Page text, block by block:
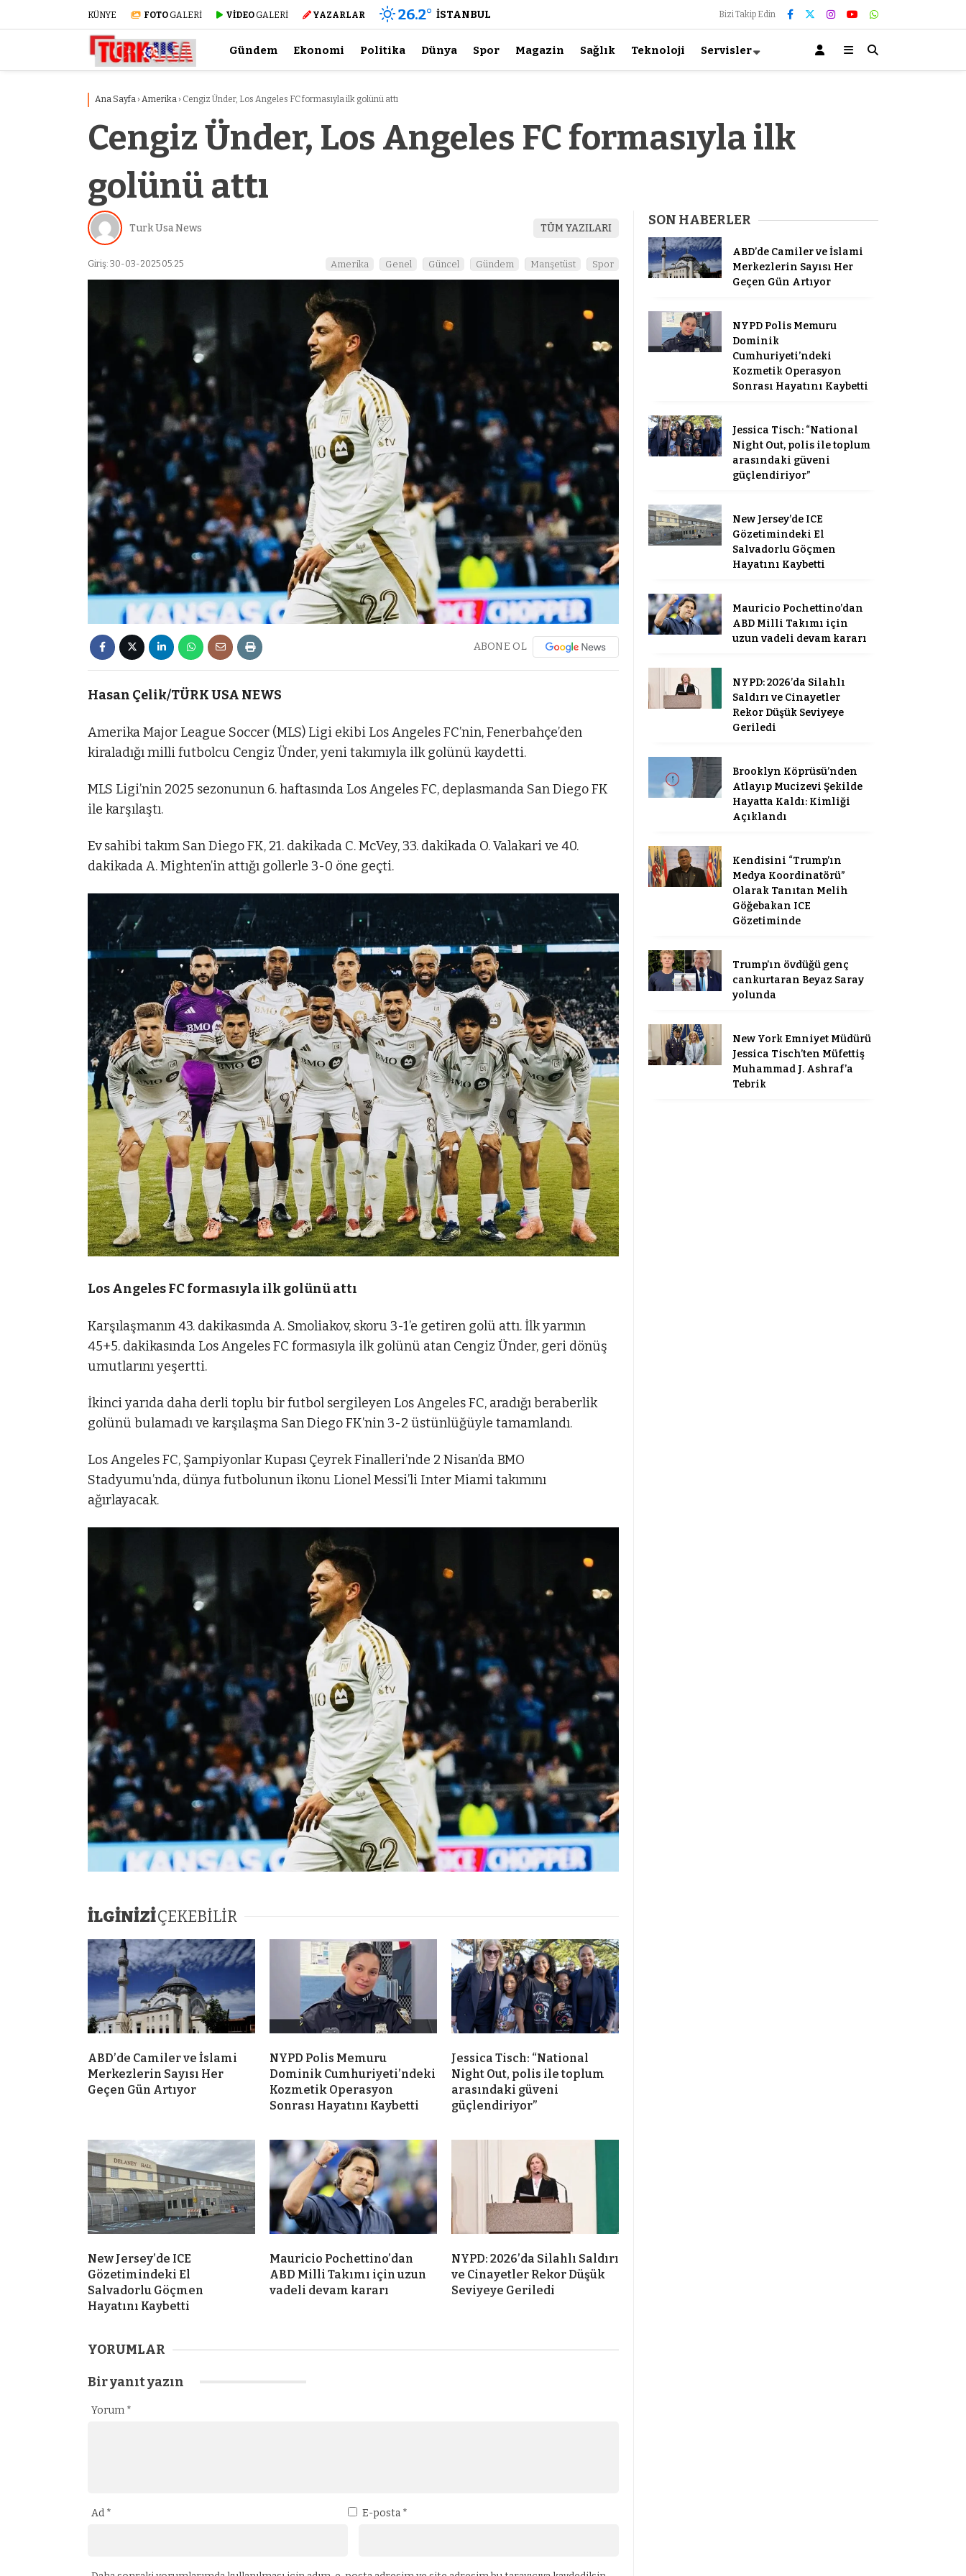
KÜNYE FOTO GALERİ VİDEO GALERİ YAZARLAR 26.2° İSTANBUL Bizi Takip Edin
Gündem Ekonomi Politika Dünya Spor Magazin Sağlık Teknoloji Servisler
Ana Sayfa › Amerika › Cengiz Ünder, Los Angeles FC formasıyla ilk golünü attı
Cengiz Ünder, Los Angeles FC formasıyla ilk
golünü attı
Turk Usa News TÜM YAZILARI
Giriş: 30-03-2025 05:25 Amerika Genel Güncel Gündem Manşetüst Spor
ABONE OL
Hasan Çelik/TÜRK USA NEWS
Amerika Major League Soccer (MLS) Ligi ekibi Los Angeles FC’nin, Fenerbahçe’den
kiraladığı milli futbolcu Cengiz Ünder, yeni takımıyla ilk golünü kaydetti.
MLS Ligi’nin 2025 sezonunun 6. haftasında Los Angeles FC, deplasmanda San Diego FK
ile karşılaştı.
Ev sahibi takım San Diego FK, 21. dakikada C. McVey, 33. dakikada O. Valakari ve 40.
dakikada A. Mighten’in attığı gollerle 3-0 öne geçti.
Los Angeles FC formasıyla ilk golünü attı
Karşılaşmanın 43. dakikasında A. Smoliakov, skoru 3-1’e getiren golü attı. İlk yarının
45+5. dakikasında Los Angeles FC formasıyla ilk golünü atan Cengiz Ünder, geri dönüş
umutlarını yeşertti.
İkinci yarıda daha derli toplu bir futbol sergileyen Los Angeles FC, aradığı beraberlik
golünü bulamadı ve karşılaşma San Diego FK’nin 3-2 üstünlüğüyle tamamlandı.
Los Angeles FC, Şampiyonlar Kupası Çeyrek Finalleri’nde 2 Nisan’da BMO
Stadyumu’nda, dünya futbolunun ikonu Lionel Messi’li Inter Miami takımını
ağırlayacak.
İLGİNİZİÇEKEBİLİR
ABD’de Camiler ve İslami
Merkezlerin Sayısı Her
Geçen Gün Artıyor
NYPD Polis Memuru
Dominik Cumhuriyeti’ndeki
Kozmetik Operasyon
Sonrası Hayatını Kaybetti
Jessica Tisch: “National
Night Out, polis ile toplum
arasındaki güveni
güçlendiriyor”
New Jersey’de ICE
Gözetimindeki El
Salvadorlu Göçmen
Hayatını Kaybetti
Mauricio Pochettino’dan
ABD Milli Takımı için uzun
vadeli devam kararı
NYPD: 2026’da Silahlı Saldırı
ve Cinayetler Rekor Düşük
Seviyeye Geriledi
YORUMLAR
Bir yanıt yazın
Yorum *
Ad * E-posta *
SON HABERLER
ABD’de Camiler ve İslami
Merkezlerin Sayısı Her
Geçen Gün Artıyor
NYPD Polis Memuru
Dominik
Cumhuriyeti’ndeki
Kozmetik Operasyon
Sonrası Hayatını Kaybetti
Jessica Tisch: “National
Night Out, polis ile toplum
arasındaki güveni
güçlendiriyor”
New Jersey’de ICE
Gözetimindeki El
Salvadorlu Göçmen
Hayatını Kaybetti
Mauricio Pochettino’dan
ABD Milli Takımı için
uzun vadeli devam kararı
NYPD: 2026’da Silahlı
Saldırı ve Cinayetler
Rekor Düşük Seviyeye
Geriledi
Brooklyn Köprüsü’nden
Atlayıp Mucizevi Şekilde
Hayatta Kaldı: Kimliği
Açıklandı
Kendisini “Trump’ın
Medya Koordinatörü”
Olarak Tanıtan Melih
Göğebakan ICE
Gözetiminde
Trump’ın övdüğü genç
cankurtaran Beyaz Saray
yolunda
New York Emniyet Müdürü
Jessica Tisch’ten Müfettiş
Muhammad J. Ashraf’a
Tebrik